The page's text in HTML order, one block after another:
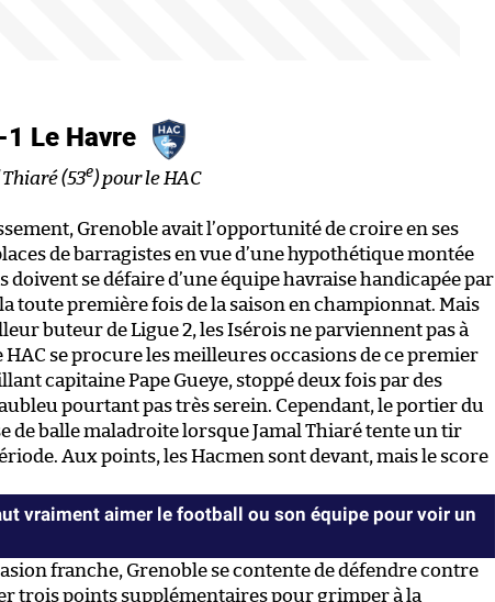
Le Havre
Thiaré (53e) pour le HAC
Grenoble avait l’opportunité de croire en ses
de barragistes en vue d’une hypothétique montée
doivent se défaire d’une équipe havraise handicapée par
toute première fois de la saison en championnat. Mais
buteur de Ligue 2, les Isérois ne parviennent pas à
se procure les meilleures occasions de ce premier
capitaine Pape Gueye, stoppé deux fois par des
pourtant pas très serein. Cependant, le portier du
de balle maladroite lorsque Jamal Thiaré tente un tir
Aux points, les Hacmen sont devant, mais le score
vraiment aimer le football ou son équipe pour voir un
franche, Grenoble se contente de défendre contre
trois points supplémentaires pour grimper à la